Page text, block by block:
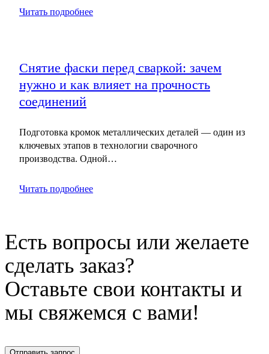
Читать подробнее
Снятие фаски перед сваркой: зачем
нужно и как влияет на прочность
соединений
Подготовка кромок металлических деталей — один из
ключевых этапов в технологии сварочного
производства. Одной…
Читать подробнее
Есть вопросы или желаете
сделать заказ?
Оставьте свои контакты и
мы свяжемся с вами!